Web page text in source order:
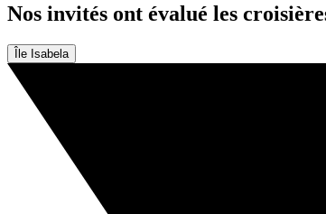
Nos invités ont évalué les
Île Isabela